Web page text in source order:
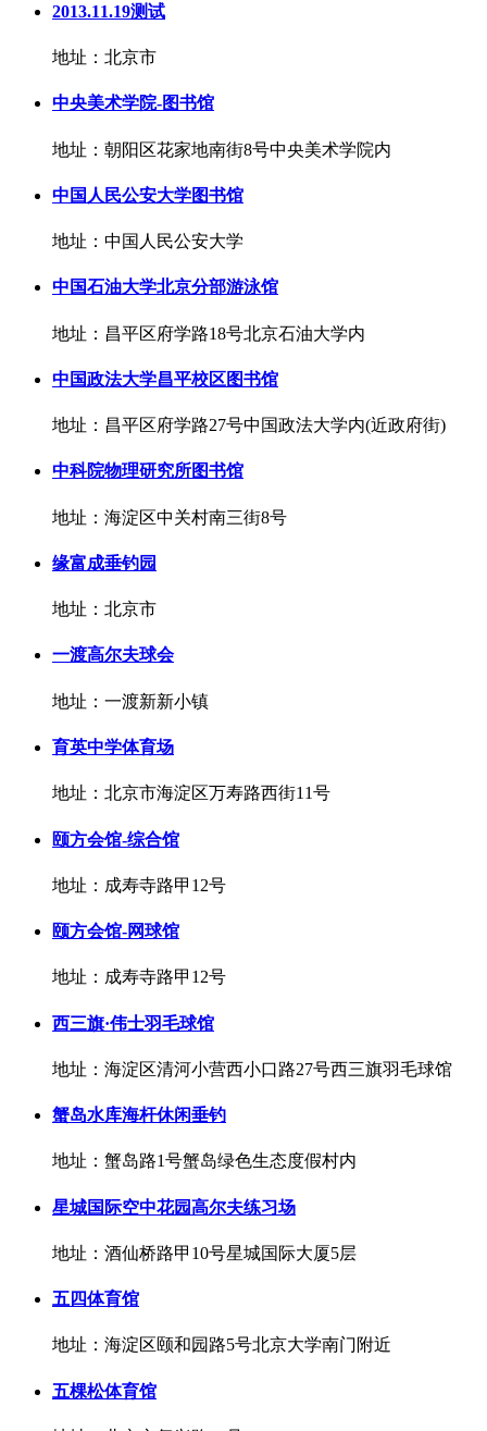
2013.11.19测试
地址：北京市
中央美术学院-图书馆
地址：朝阳区花家地南街8号中央美术学院内
中国人民公安大学图书馆
地址：中国人民公安大学
中国石油大学北京分部游泳馆
地址：昌平区府学路18号北京石油大学内
中国政法大学昌平校区图书馆
地址：昌平区府学路27号中国政法大学内(近政府街)
中科院物理研究所图书馆
地址：海淀区中关村南三街8号
缘富成垂钓园
地址：北京市
一渡高尔夫球会
地址：一渡新新小镇
育英中学体育场
地址：北京市海淀区万寿路西街11号
颐方会馆-综合馆
地址：成寿寺路甲12号
颐方会馆-网球馆
地址：成寿寺路甲12号
西三旗·伟士羽毛球馆
地址：海淀区清河小营西小口路27号西三旗羽毛球馆
蟹岛水库海杆休闲垂钓
地址：蟹岛路1号蟹岛绿色生态度假村内
星城国际空中花园高尔夫练习场
地址：酒仙桥路甲10号星城国际大厦5层
五四体育馆
地址：海淀区颐和园路5号北京大学南门附近
五棵松体育馆